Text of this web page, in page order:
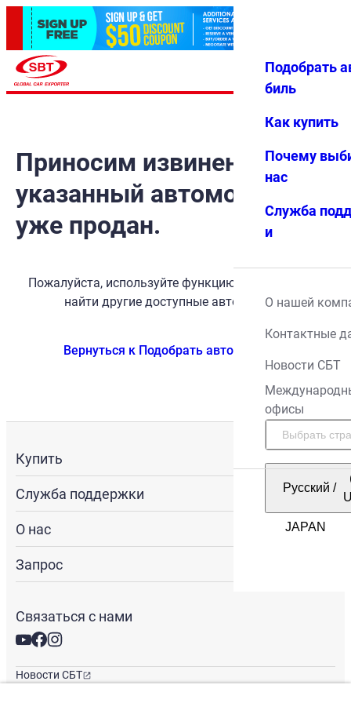
Избранн
Меню
Подобрать
биль
Как купить
Почему
нас
Служба
и
О нашей
Контактные
Новости СБТ
офисы
Русский /
Приносим извинения, но
указанный автомобиль
уже продан.
Пожалуйста, используйте функцию поиска, чтобы
найти другие доступные автомобили.
Вернуться к Подобрать автомобиль
Купить
Служба поддержки
О нас
Запрос
Связаться с нами
Новости СБТ